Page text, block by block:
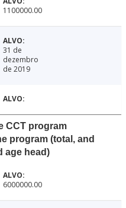
1100000.00
31 de
dezembro
de 2019
CCT program
program (total, and
age head)
6000000.00